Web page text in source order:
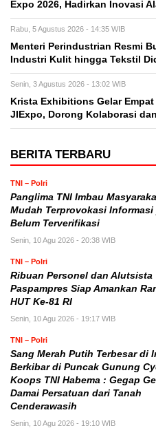
Expo 2026, Hadirkan Inovasi
Rabu, 5 Agustus 2026 - 14:35 WIB
Menteri Perindustrian Resmi
Industri Kulit hingga Tekstil
Senin, 3 Agustus 2026 - 13:02 WIB
Krista Exhibitions Gelar
JIExpo, Dorong Kolaborasi
BERITA TERBARU
TNI – Polri
Panglima TNI Imbau
Mudah Terprovokasi Informasi
Belum Terverifikasi
Senin, 10 Agu 2026 - 20:38 WIB
TNI – Polri
Ribuan Personel dan Alutsista
Paspampres Siap Amankan
HUT Ke-81 RI
Senin, 10 Agu 2026 - 19:17 WIB
TNI – Polri
Sang Merah Putih Terbesar di
Berkibar di Puncak Gunung
Koops TNI Habema : Gegap
Damai Persatuan dari Tanah
Cenderawasih
Senin, 10 Agu 2026 - 19:10 WIB